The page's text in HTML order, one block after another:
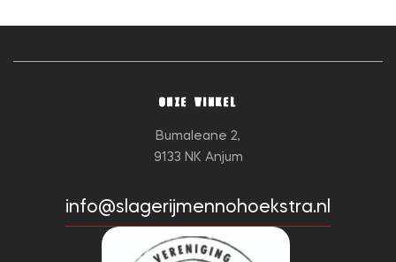
ONZE WINKEL
Bumaleane 2,
9133 NK Anjum
info@slagerijmennohoekstra.nl